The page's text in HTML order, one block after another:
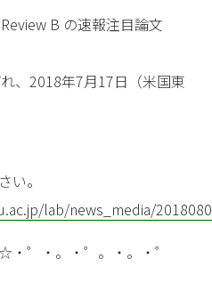
B の速報注目論文
、2018年7月17日（米国東
。
lab/news_media/
・。・゜。・。・゜